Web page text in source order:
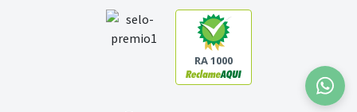
RA 1000